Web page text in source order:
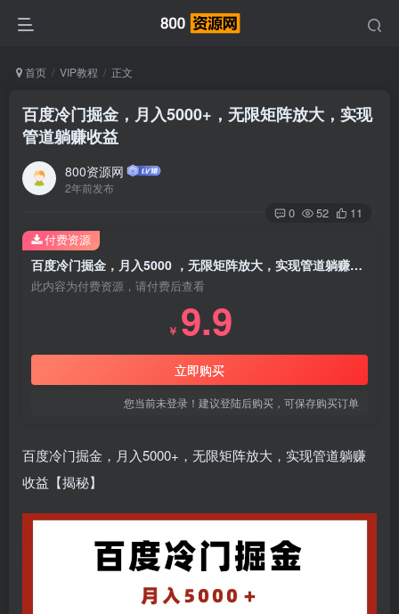
首页 VIP教程 正文
百度冷门掘金，月入5000+，无限矩阵放大，实现
管道躺赚收益
800资源网
2年前发布
0 52 11
百度冷门掘金，月入5000 ，无限矩阵放大，实现管道躺赚收益
此内容为付费资源，请付费后查看
￥ 9.9
立即购买
您当前未登录！建议登陆后购买，可保存购买订单
付费资源
百度冷门掘金，月入5000+，无限矩阵放大，实现管道躺赚
收益【揭秘】